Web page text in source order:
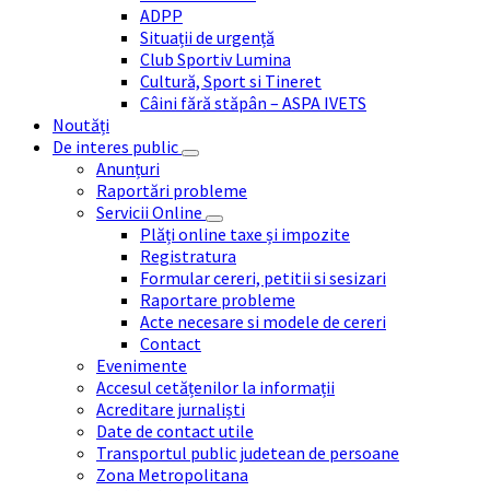
ADPP
Situații de urgență
Club Sportiv Lumina
Cultură, Sport si Tineret
Câini fără stăpân – ASPA IVETS
Noutăți
De interes public
Anunțuri
Raportări probleme
Servicii Online
Plăți online taxe și impozite
Registratura
Formular cereri, petitii si sesizari
Raportare probleme
Acte necesare si modele de cereri
Contact
Evenimente
Accesul cetățenilor la informații
Acreditare jurnaliști
Date de contact utile
Transportul public judetean de persoane
Zona Metropolitana